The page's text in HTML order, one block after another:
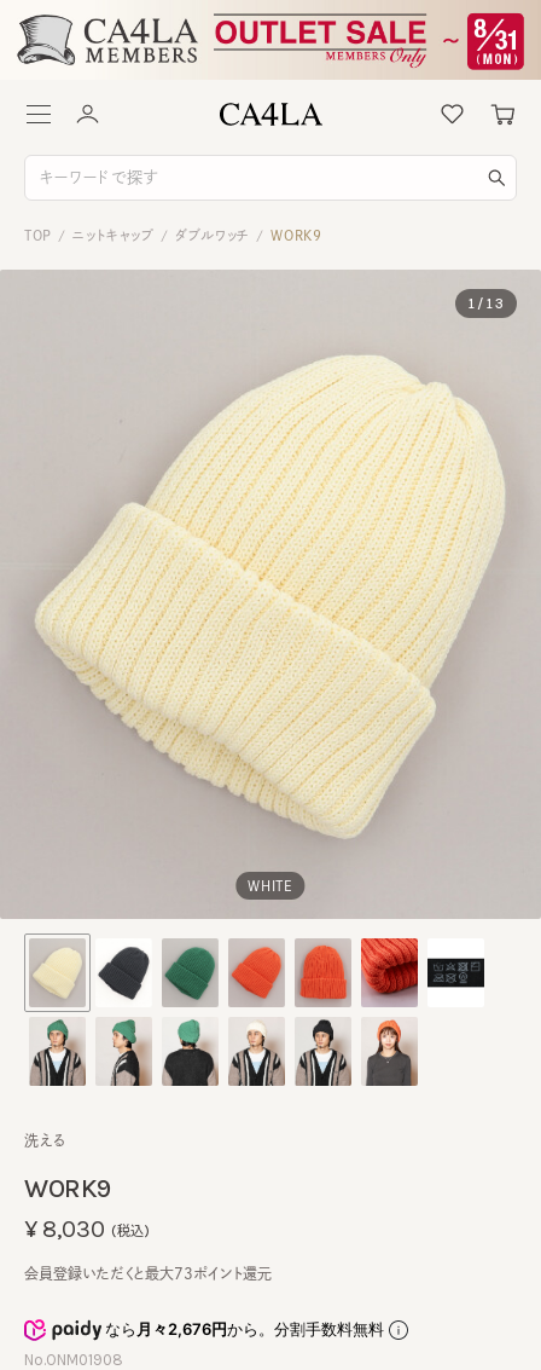
TOP / ニットキャップ / ダブルワッチ / WORK9
WHITE
1 / 13
WORK9
洗える
なら月々2,676円から。分割手数料無料
No.ONM01908
¥8,030 (税込)
会員登録いただくと最大73ポイント還元